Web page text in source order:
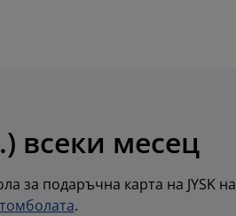
всеки месец
за подаръчна карта на JYSK на
.